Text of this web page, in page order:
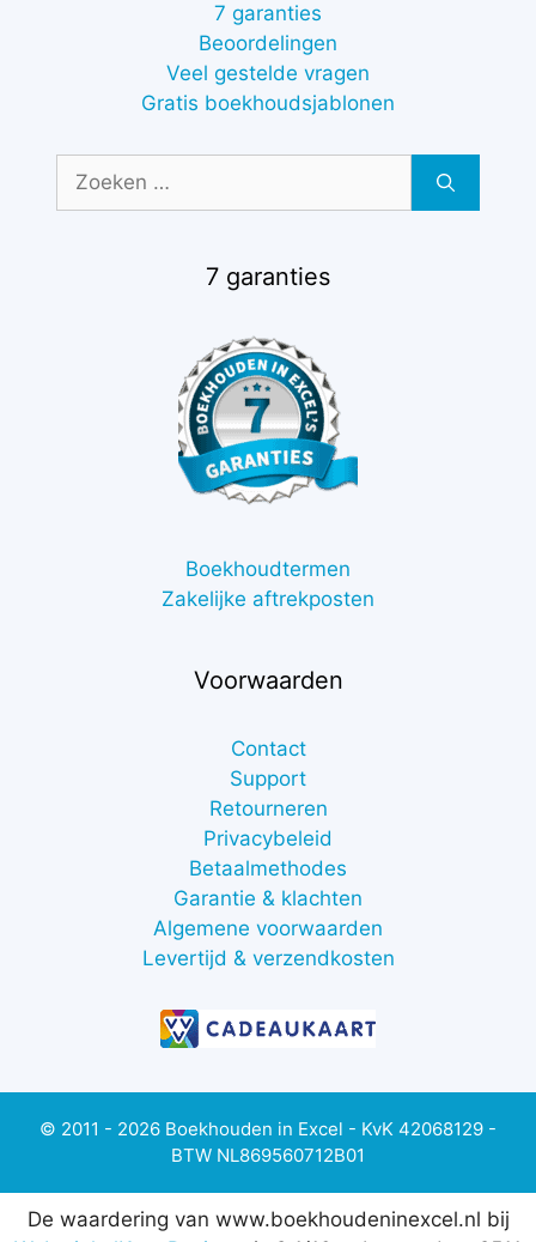
7 garanties
Beoordelingen
Veel gestelde vragen
Gratis boekhoudsjablonen
Zoek
7 garanties
Boekhoudtermen
Zakelijke aftrekposten
Voorwaarden
Contact
Support
Retourneren
Privacybeleid
Betaalmethodes
Garantie & klachten
Algemene voorwaarden
Levertijd & verzendkosten
© 2011 - 2026 Boekhouden in Excel - KvK 42068129 -
BTW NL869560712B01
De waardering van www.boekhoudeninexcel.nl bij